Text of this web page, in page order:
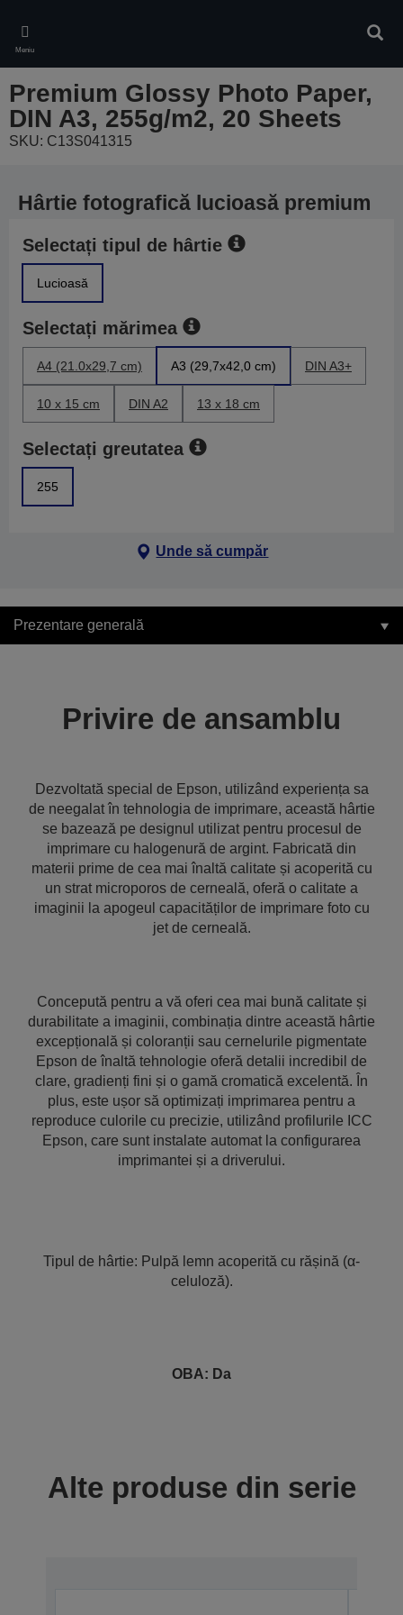
main
content
Meniu
Premium Glossy Photo Paper,
DIN A3, 255g/m2, 20 Sheets
SKU: C13S041315
Hârtie fotografică lucioasă premium
Selectați tipul de hârtie
Lucioasă
Selectați mărimea
A4 (21.0x29,7 cm) A3 (29,7x42,0 cm) DIN A3+
10 x 15 cm DIN A2 13 x 18 cm
Selectați greutatea
255
Unde să cumpăr
Prezentare generală
Privire de ansamblu
Dezvoltată special de Epson, utilizând experiența sa
de neegalat în tehnologia de imprimare, această hârtie
se bazează pe designul utilizat pentru procesul de
imprimare cu halogenură de argint. Fabricată din
materii prime de cea mai înaltă calitate și acoperită cu
un strat microporos de cerneală, oferă o calitate a
imaginii la apogeul capacităților de imprimare foto cu
jet de cerneală.
Concepută pentru a vă oferi cea mai bună calitate și
durabilitate a imaginii, combinația dintre această hârtie
excepțională și coloranții sau cernelurile pigmentate
Epson de înaltă tehnologie oferă detalii incredibil de
clare, gradienți fini și o gamă cromatică excelentă. În
plus, este ușor să optimizați imprimarea pentru a
reproduce culorile cu precizie, utilizând profilurile ICC
Epson, care sunt instalate automat la configurarea
imprimantei și a driverului.
Tipul de hârtie: Pulpă lemn acoperită cu rășină (α-
celuloză).
OBA: Da
Alte produse din serie